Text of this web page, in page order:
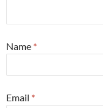
Name *
Email *